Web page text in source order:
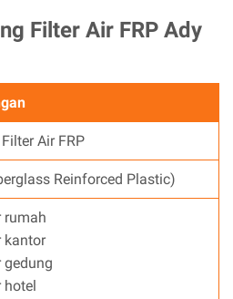
Filter Air FRP Ady
Air FRP
Reinforced Plastic)
rumah
kantor
gedung